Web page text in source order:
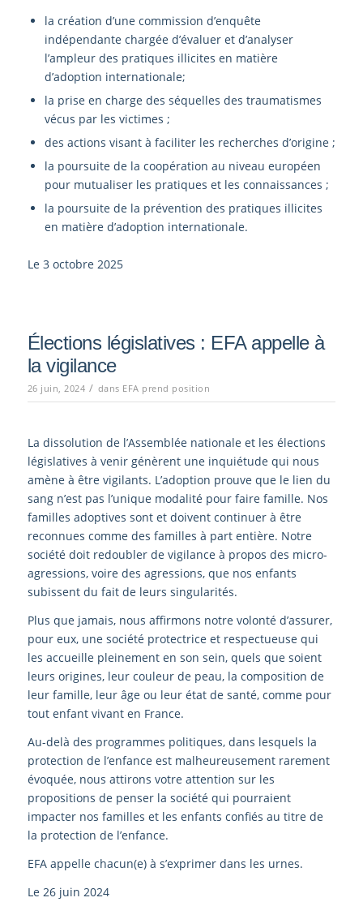
la création d’une commission d’enquête
indépendante chargée d’évaluer et d’analyser
l’ampleur des pratiques illicites en matière
d’adoption internationale;
la prise en charge des séquelles des traumatismes
vécus par les victimes ;
des actions visant à faciliter les recherches d’origine ;
la poursuite de la coopération au niveau européen
pour mutualiser les pratiques et les connaissances ;
la poursuite de la prévention des pratiques illicites
en matière d’adoption internationale.
Le 3 octobre 2025
Élections législatives : EFA appelle à
la vigilance
26 juin, 2024 / dans EFA prend position
La dissolution de l’Assemblée nationale et les élections
législatives à venir génèrent une inquiétude qui nous
amène à être vigilants. L’adoption prouve que le lien du
sang n’est pas l’unique modalité pour faire famille. Nos
familles adoptives sont et doivent continuer à être
reconnues comme des familles à part entière. Notre
société doit redoubler de vigilance à propos des micro-
agressions, voire des agressions, que nos enfants
subissent du fait de leurs singularités.
Plus que jamais, nous affirmons notre volonté d’assurer,
pour eux, une société protectrice et respectueuse qui
les accueille pleinement en son sein, quels que soient
leurs origines, leur couleur de peau, la composition de
leur famille, leur âge ou leur état de santé, comme pour
tout enfant vivant en France.
Au-delà des programmes politiques, dans lesquels la
protection de l’enfance est malheureusement rarement
évoquée, nous attirons votre attention sur les
propositions de penser la société qui pourraient
impacter nos familles et les enfants confiés au titre de
la protection de l’enfance.
EFA appelle chacun(e) à s’exprimer dans les urnes.
Le 26 juin 2024